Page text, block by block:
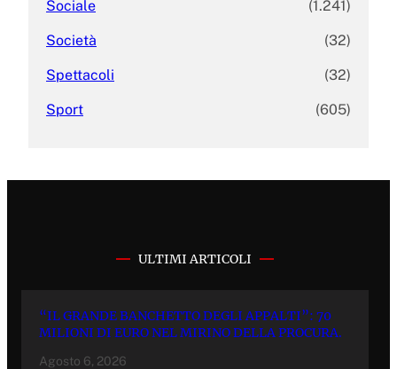
Sociale (1.241)
Società (32)
Spettacoli (32)
Sport (605)
ULTIMI ARTICOLI
“IL GRANDE BANCHETTO DEGLI APPALTI”: 70
MILIONI DI EURO NEL MIRINO DELLA PROCURA.
Agosto 6, 2026